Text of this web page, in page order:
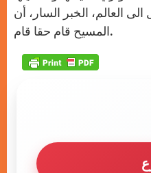
العالم، الخبر السار، أن
المسيح قام حقا قام.